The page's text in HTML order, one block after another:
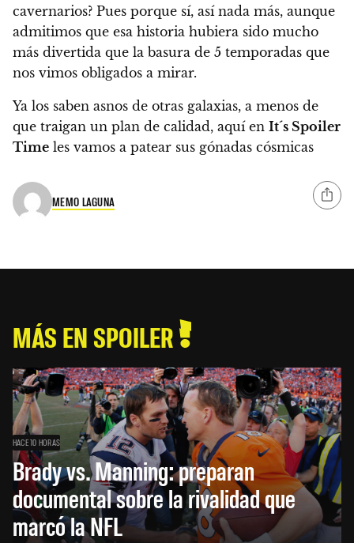
cavernarios? Pues porque sí, así nada más, aunque
admitimos que esa historia hubiera sido mucho
más divertida que la basura de 5 temporadas que
nos vimos obligados a mirar.
Ya los saben asnos de otras galaxias, a menos de
que traigan un plan de calidad, aquí en It´s Spoiler
Time les vamos a patear sus gónadas cósmicas
MEMO LAGUNA
MÁS EN SPOILER
HACE 10 HORAS
Brady vs. Manning: preparan
documental sobre la rivalidad que
marcó la NFL